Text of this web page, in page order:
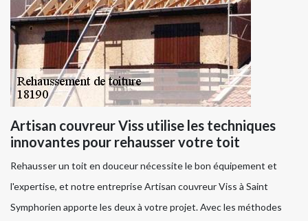
Artisan couvreur Viss utilise les techniques
innovantes pour rehausser votre toit
Rehausser un toit en douceur nécessite le bon équipement et
l'expertise, et notre entreprise Artisan couvreur Viss à Saint
Symphorien apporte les deux à votre projet. Avec les méthodes